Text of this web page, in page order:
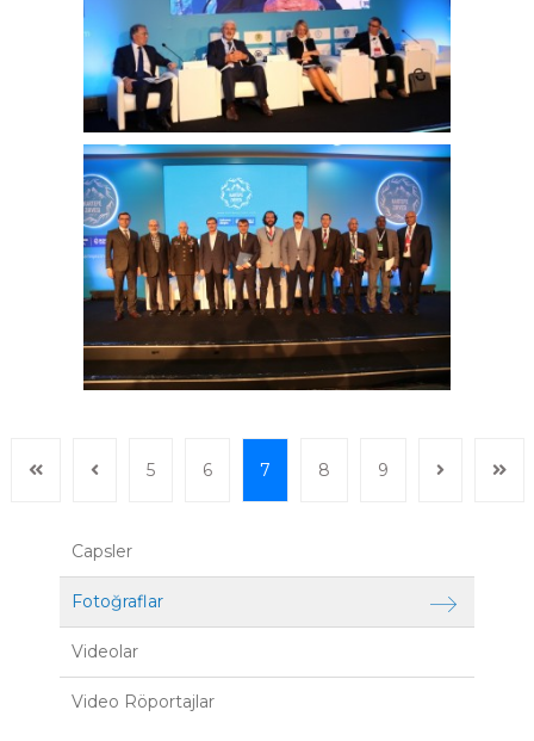
Capsler
Fotoğraflar
Videolar
Video Röportajlar
5 6 7 8 9